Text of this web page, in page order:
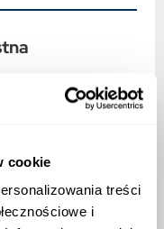
cookie
treści
i
50 cm,